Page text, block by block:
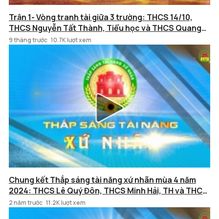
Trận 1- Vòng tranh tài giữa 3 trường: THCS 14/10,
THCS Nguyễn Tất Thành, Tiểu học và THCS Quang
Trung
9 tháng trước 10.7K lượt xem
Chung kết Thắp sáng tài năng xứ nhãn mùa 4 năm
2024: THCS Lê Quý Đôn, THCS Minh Hải, TH và THCS
Minh Đức, TH và THCS Minh Phượng
2 năm trước 11.2K lượt xem